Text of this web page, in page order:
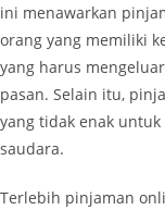
ini menawarkan
orang yang memiliki
yang harus
pasan. Selain itu,
yang tidak enak
saudara.
Terlebih pinjaman